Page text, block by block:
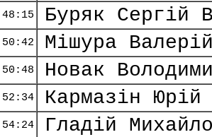
Буряк Сергій
Мішура
Новак
Кармазін Юрій
Гладій